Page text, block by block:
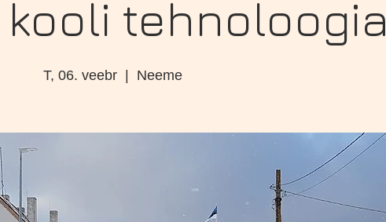
tehnoloogia
T, 06. veebr
  |
Neeme